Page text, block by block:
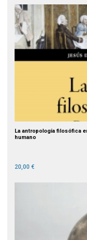
La antropología filosófica
humano
20,00 €